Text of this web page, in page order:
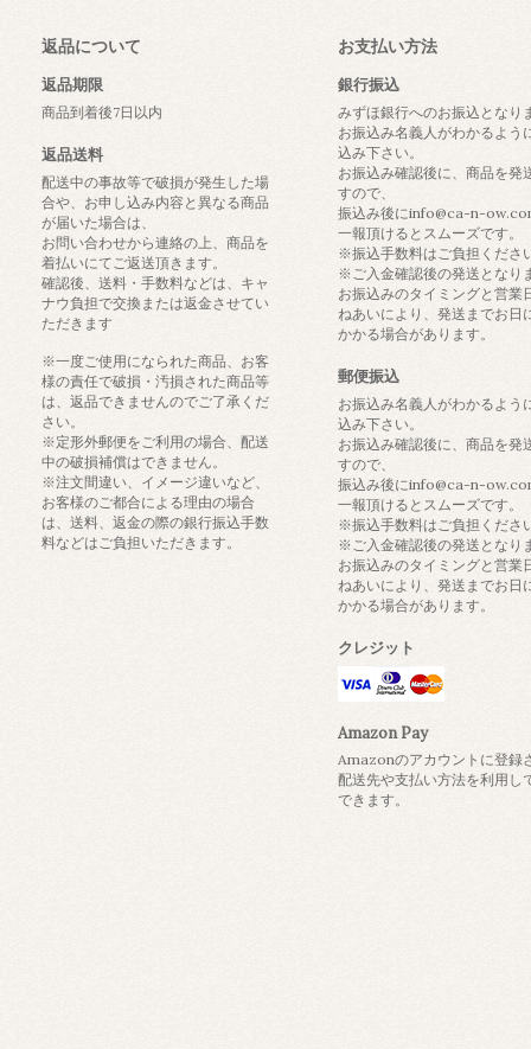
返品について
返品期限
商品到着後7日以内
返品送料
配送中の事故等で破損が発生した場
合や、お申し込み内容と異なる商品
が届いた場合は、
お問い合わせから連絡の上、商品を
着払いにてご返送頂きます。
確認後、送料・手数料などは、キャ
ナウ負担で交換または返金させてい
ただきます
※一度ご使用になられた商品、お客
様の責任で破損・汚損された商品等
は、返品できませんのでご了承くだ
さい。
※定形外郵便をご利用の場合、配送
中の破損補償はできません。
※注文間違い、イメージ違いなど、
お客様のご都合による理由の場合
は、送料、返金の際の銀行振込手数
料などはご負担いただきます。
お支払い方法
銀行振込
みずほ銀行へのお振込となり
お振込み名義人がわかるよう
込み下さい。
お振込み確認後に、商品を発
すので、
振込み後にinfo@ca-n-
一報頂けるとスムーズです。
※振込手数料はご負担くださ
※ご入金確認後の発送となり
お振込みのタイミングと営業
ねあいにより、発送までお日
かかる場合があります。
郵便振込
お振込み名義人がわかるよう
込み下さい。
お振込み確認後に、商品を発
すので、
振込み後にinfo@ca-n-
一報頂けるとスムーズです。
※振込手数料はご負担くださ
※ご入金確認後の発送となり
お振込みのタイミングと営業
ねあいにより、発送までお日
かかる場合があります。
クレジット
Amazon Pay
Amazonのアカウントに登録
配送先や支払い方法を利用し
できます。